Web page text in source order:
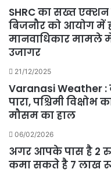
SHRC का सख्त
बिजनौर को आयोग में
मानवाधिकार मामले
उजागर
21/12/2025
Varanasi Weather :
पारा, पश्चिमी
मौसम का हाल
06/02/2026
अगर आपके पास है 2
कमा सकते है 7 लाख